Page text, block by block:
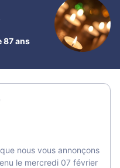
87 ans
nous vous annonçons
le mercredi 07 février